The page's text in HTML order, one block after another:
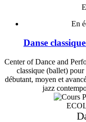
En
Danse
Center of Dance and
classique (ballet) pour
débutant, moyen et
jazz